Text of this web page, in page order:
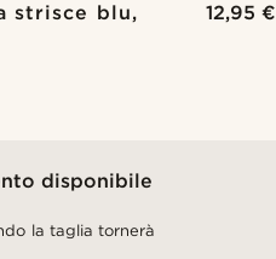
strisce blu,
12,95 €
disponibile
la taglia tornerà